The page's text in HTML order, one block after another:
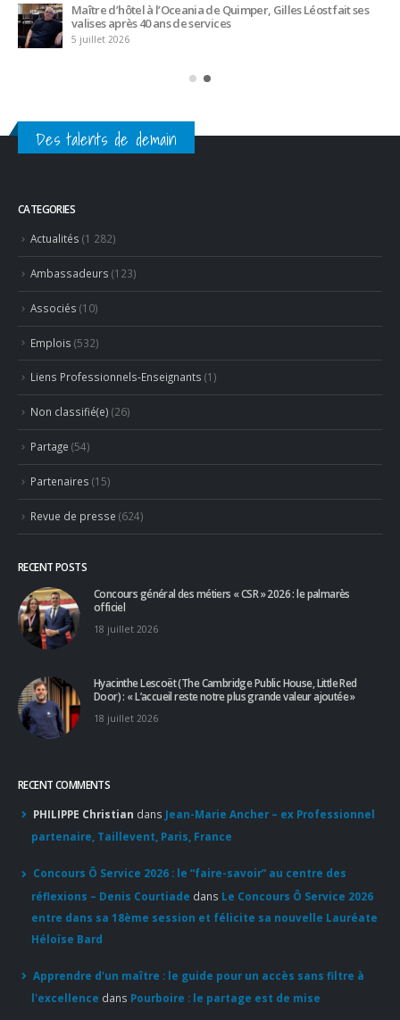
Maître d’hôtel à l’Oceania de Quimper, Gilles Léost fait ses
valises après 40 ans de services
5 juillet 2026
Des talents de demain
CATEGORIES
Actualités (1 282)
Ambassadeurs (123)
Associés (10)
Emplois (532)
Liens Professionnels-Enseignants (1)
Non classifié(e) (26)
Partage (54)
Partenaires (15)
Revue de presse (624)
RECENT POSTS
Concours général des métiers « CSR » 2026 : le palmarès
officiel
18 juillet 2026
Hyacinthe Lescoët (The Cambridge Public House, Little Red
Door) : « L’accueil reste notre plus grande valeur ajoutée »
18 juillet 2026
RECENT COMMENTS
PHILIPPE Christian dans Jean-Marie Ancher – ex Professionnel
partenaire, Taillevent, Paris, France
Concours Ô Service 2026 : le “faire-savoir” au centre des
réflexions – Denis Courtiade dans Le Concours Ô Service 2026
entre dans sa 18ème session et félicite sa nouvelle Lauréate
Héloïse Bard
Apprendre d'un maître : le guide pour un accès sans filtre à
l'excellence dans Pourboire : le partage est de mise